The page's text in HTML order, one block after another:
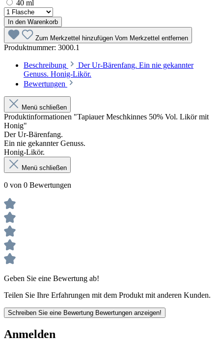
40 ml
In den Warenkorb
Zum Merkzettel hinzufügen Vom Merkzettel entfernen
Produktnummer: 3000.1
Beschreibung
Der Ur-Bärenfang. Ein nie gekannter
Genuss. Honig-Likör.
Bewertungen
Menü schließen
Produktinformationen "Tapiauer Meschkinnes 50% Vol. Likör mit
Honig"
Der Ur-Bärenfang.
Ein nie gekannter Genuss.
Honig-Likör.
Menü schließen
0 von 0 Bewertungen
Geben Sie eine Bewertung ab!
Teilen Sie Ihre Erfahrungen mit dem Produkt mit anderen Kunden.
Schreiben Sie eine Bewertung Bewertungen anzeigen!
Anmelden